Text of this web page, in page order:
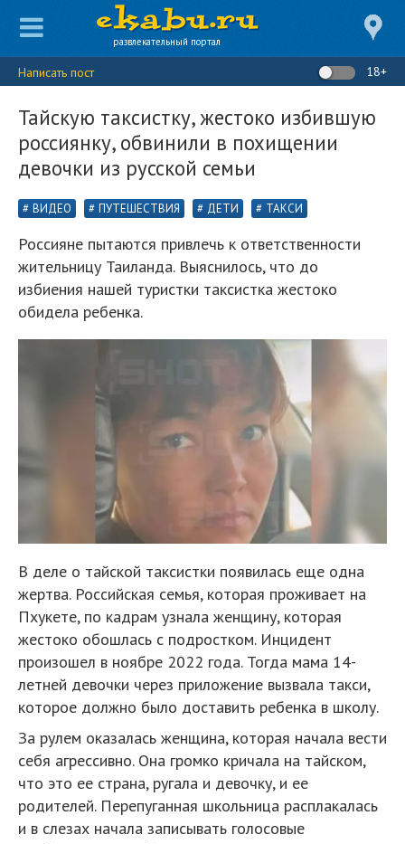
развлекательный портал
Написать пост 18+
Тайскую таксистку, жестоко избившую
россиянку, обвинили в похищении
девочки из русской семьи
ВИДЕО ПУТЕШЕСТВИЯ ДЕТИ ТАКСИ
Россияне пытаются привлечь к ответственности
жительницу Таиланда. Выяснилось, что до
избиения нашей туристки таксистка жестоко
обидела ребенка.
В деле о тайской таксистки появилась еще одна
жертва. Российская семья, которая проживает на
Пхукете, по кадрам узнала женщину, которая
жестоко обошлась с подростком. Инцидент
произошел в ноябре 2022 года. Тогда мама 14-
летней девочки через приложение вызвала такси,
которое должно было доставить ребенка в школу.
За рулем оказалась женщина, которая начала вести
себя агрессивно. Она громко кричала на тайском,
что это ее страна, ругала и девочку, и ее
родителей. Перепуганная школьница расплакалась
и в слезах начала записывать голосовые